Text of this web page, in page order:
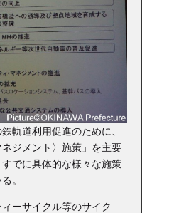
軌道利用促進のために、
ネジメント〉施策」を主要
でに具体的な様々な施策
。
ーサイクル等のサイク